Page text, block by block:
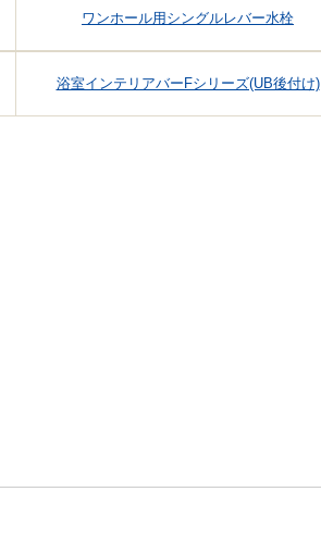
ワンホール用シングルレバー水栓
浴室インテリアバーFシリーズ(UB後付け)